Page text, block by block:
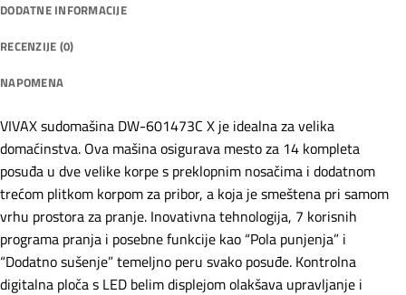
DODATNE INFORMACIJE
RECENZIJE (0)
NAPOMENA
VIVAX sudomašina DW-601473C X je idealna za velika
domaćinstva. Ova mašina osigurava mesto za 14 kompleta
posuđa u dve velike korpe s preklopnim nosačima i dodatnom
trećom plitkom korpom za pribor, a koja je smeštena pri samom
vrhu prostora za pranje. Inovativna tehnologija, 7 korisnih
programa pranja i posebne funkcije kao “Pola punjenja” i
“Dodatno sušenje” temeljno peru svako posuđe. Kontrolna
digitalna ploča s LED belim displejom olakšava upravljanje i